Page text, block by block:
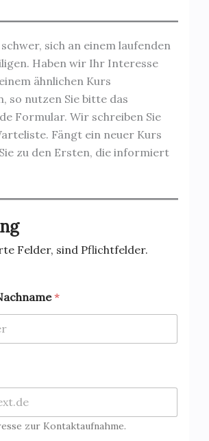
sich an einem laufenden
Haben wir Ihr Interesse
ähnlichen Kurs
so nutzen Sie bitte das
Formular. Wir schreiben Sie
Fängt ein neuer Kurs
zu den Ersten, die informiert
Felder, sind Pflichtfelder.
*
zur Kontaktaufnahme.